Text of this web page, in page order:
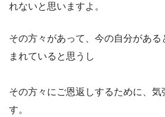
れないと思いますよ。
その方々があって、今の自分があ
まれていると思うし
その方々にご恩返しするために、
す。